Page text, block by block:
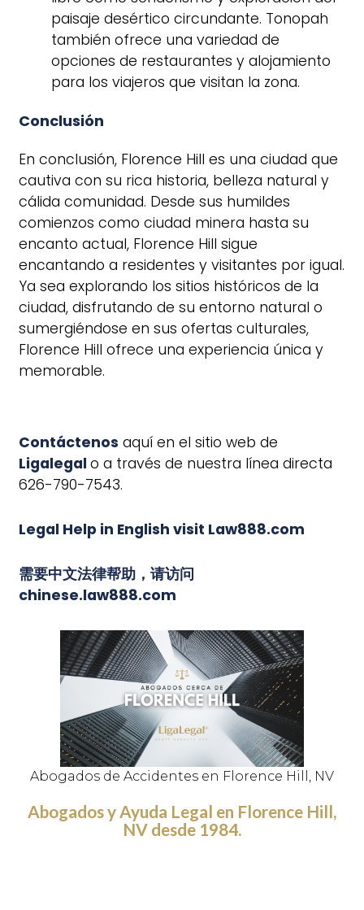
paisaje desértico circundante. Tonopah
también ofrece una variedad de
opciones de restaurantes y alojamiento
para los viajeros que visitan la zona.
Conclusión
En conclusión, Florence Hill es una ciudad que
cautiva con su rica historia, belleza natural y
cálida comunidad. Desde sus humildes
comienzos como ciudad minera hasta su
encanto actual, Florence Hill sigue
encantando a residentes y visitantes por igual.
Ya sea explorando los sitios históricos de la
ciudad, disfrutando de su entorno natural o
sumergiéndose en sus ofertas culturales,
Florence Hill ofrece una experiencia única y
memorable.
Contáctenos aquí en el sitio web de
Ligalegal o a través de nuestra línea directa
626-790-7543.
Legal Help in English visit Law888.com
需要中文法律帮助，请访问
chinese.law888.com
Abogados de Accidentes en Florence Hill, NV
Abogados y Ayuda Legal en Florence Hill,
NV desde 1984.